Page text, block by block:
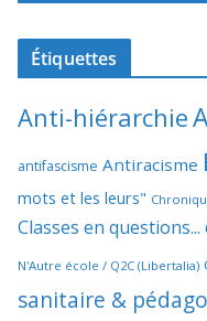
Étiquettes
Anti-hiérarchie
antifascisme Antiracisme
mots et les leurs"
Classes en
N'Autre école / Q2C (Libertalia)
sanitaire &